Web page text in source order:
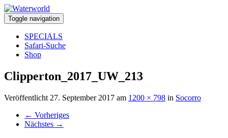
Toggle navigation
SPECIALS
Safari-Suche
Shop
Clipperton_2017_UW_213
Veröffentlicht 27. September 2017 am 1200 × 798 in Socorro
← Vorheriges
Nächstes →